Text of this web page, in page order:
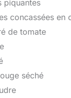
piquantes
concassées en
de tomate
séché